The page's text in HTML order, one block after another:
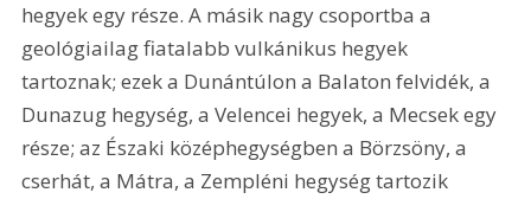
hegyek egy része. A másik nagy csoportba a
geológiailag fiatalabb vulkánikus hegyek
tartoznak; ezek a Dunántúlon a Balaton felvidék, a
Dunazug hegység, a Velencei hegyek, a Mecsek egy
része; az Északi középhegységben a Börzsöny, a
cserhát, a Mátra, a Zempléni hegység tartozik